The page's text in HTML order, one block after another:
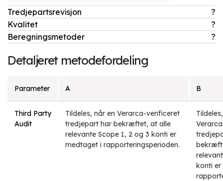
Tredjepartsrevisjon
?
Kvalitet
?
Beregningsmetoder
?
Detaljeret metodefordeling
Parameter A B
Third Party
Audit
Tildeles, når en Verarca-verificeret
tredjepart har bekræftet, at alle
relevante Scope 1, 2 og 3 konti er
medtaget i rapporteringsperioden.
konti